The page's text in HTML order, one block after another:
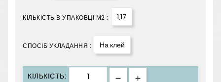
КІЛЬКІСТЬ В УПАКОВЦІ М2 : 1,17
СПОСІБ УКЛАДАННЯ : На клей
КІЛЬКІСТЬ: